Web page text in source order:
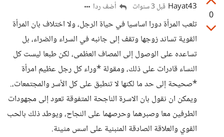
0
Hayat43 قبل 3 سنوات أضف ردا
تلعب المرأة دورا اساسيا في حياة الرجل، ولا اختلاف بان المرأة
القوية تساند زوجها وتقف إلى جانبه في السراء والضراء، بل
تساعده على الوصول إلى المصاف العظمى، لكن طبعا ليست كل
النساء قادرات على ذلك، ومقولة *وراء كل رجل عظيم امرأة
*صحيحة إلى حد ما لكنها لا تنطبق على كل الأسر والمجتمعات،.
ويمكن ان نقول بان الاسرة الناجحة المتفوقة تعود إلى مجهودات
الطرفين معا وصبرهما وحرصهما على النجاح، ويوطد ذلك بالحب
القوي والعلاقة الصادقة المنبنية على اسس مثينة.